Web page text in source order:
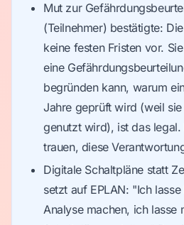
Mut zur
(Teilnehmer) bestätigte:
keine festen Fristen vor.
eine
begründen kann, warum
Jahre geprüft wird (weil
genutzt wird), ist das legal.
trauen, diese
Digitale Schaltpläne statt
setzt auf EPLAN: "Ich
Analyse machen, ich lasse